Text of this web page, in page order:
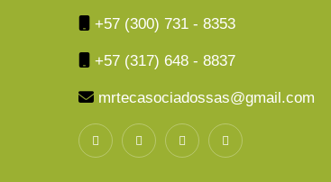
+57 (300) 731 - 8353
+57 (317) 648 - 8837
mrtecasociadossas@gmail.com